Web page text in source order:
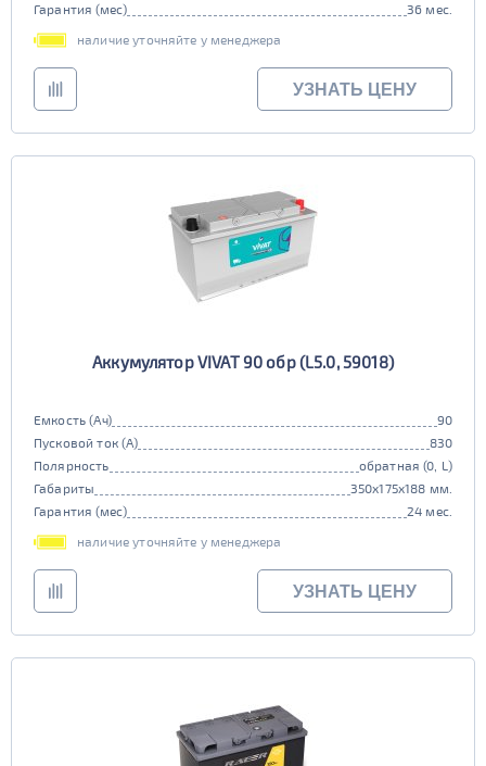
Гарантия (мес)
36 мес.
наличие уточняйте у менеджера
УЗНАТЬ ЦЕНУ
Аккумулятор VIVAT 90 обр (L5.0, 59018)
Емкость (Ач)
90
Пусковой ток (А)
830
Полярность
обратная (0, L)
Габариты
350x175x188 мм.
Гарантия (мес)
24 мес.
наличие уточняйте у менеджера
УЗНАТЬ ЦЕНУ